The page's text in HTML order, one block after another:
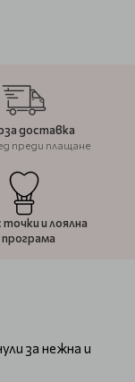
доставка
преди плащане
точки и лоялна
програма
за нежна и